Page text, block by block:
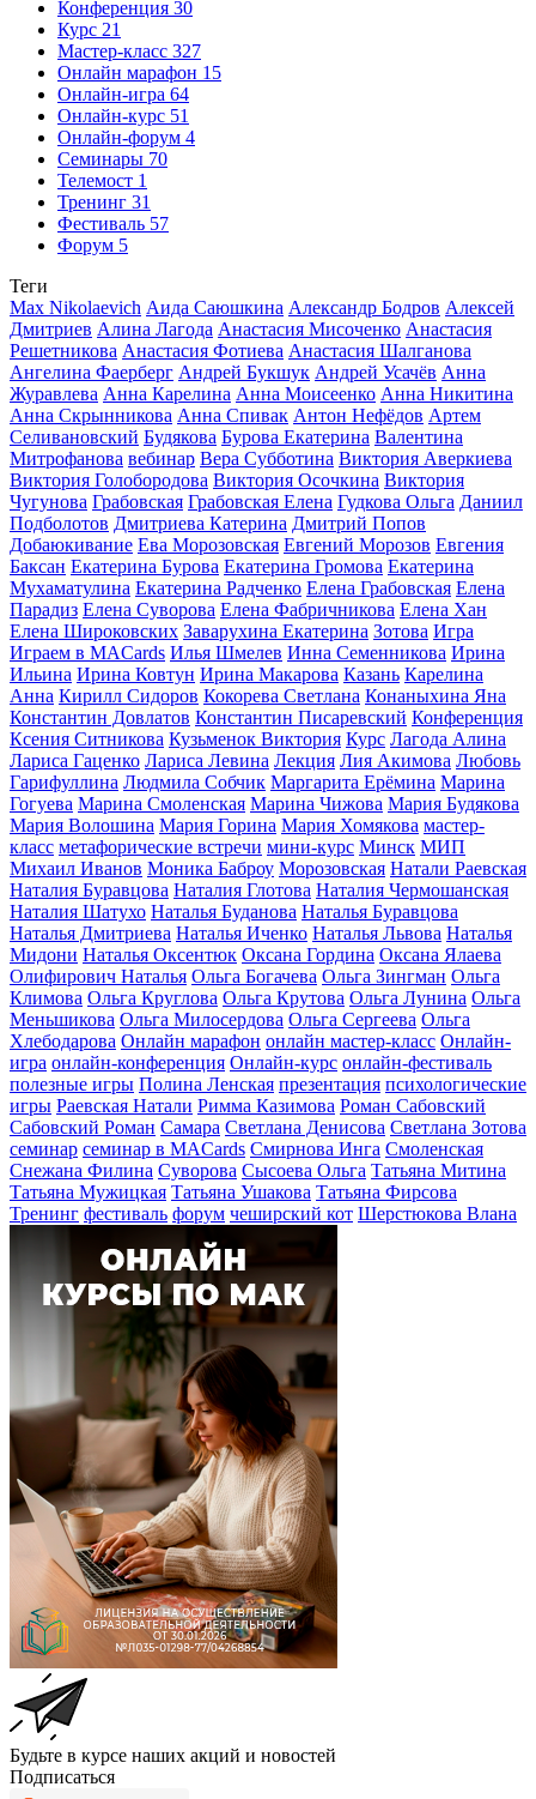
Конференция 30
Курс 21
Мастер-класс 327
Онлайн марафон 15
Онлайн-игра 64
Онлайн-курс 51
Онлайн-форум 4
Семинары 70
Телемост 1
Тренинг 31
Фестиваль 57
Форум 5
Теги
Max Nikolaevich Аида Саюшкина Александр Бодров Алексей
Дмитриев Алина Лагода Анастасия Мисоченко Анастасия
Решетникова Анастасия Фотиева Анастасия Шалганова
Ангелина Фаерберг Андрей Букшук Андрей Усачёв Анна
Журавлева Анна Карелина Анна Моисеенко Анна Никитина
Анна Скрынникова Анна Спивак Антон Нефёдов Артем
Селивановский Будякова Бурова Екатерина Валентина
Митрофанова вебинар Вера Субботина Виктория Аверкиева
Виктория Голобородова Виктория Осочкина Виктория
Чугунова Грабовская Грабовская Елена Гудкова Ольга Даниил
Подболотов Дмитриева Катерина Дмитрий Попов
Добаюкивание Ева Морозовская Евгений Морозов Евгения
Баксан Екатерина Бурова Екатерина Громова Екатерина
Мухаматулина Екатерина Радченко Елена Грабовская Елена
Парадиз Елена Суворова Елена Фабричникова Елена Хан
Елена Широковских Заварухина Екатерина Зотова Игра
Играем в MACards Илья Шмелев Инна Семенникова Ирина
Ильина Ирина Ковтун Ирина Макарова Казань Карелина
Анна Кирилл Сидоров Кокорева Светлана Конаныхина Яна
Константин Довлатов Константин Писаревский Конференция
Ксения Ситникова Кузьменок Виктория Курс Лагода Алина
Лариса Гаценко Лариса Левина Лекция Лия Акимова Любовь
Гарифуллина Людмила Собчик Маргарита Ерёмина Марина
Гогуева Марина Смоленская Марина Чижова Мария Будякова
Мария Волошина Мария Горина Мария Хомякова мастер-
класс метафорические встречи мини-курс Минск МИП
Михаил Иванов Моника Баброу Морозовская Натали Раевская
Наталия Буравцова Наталия Глотова Наталия Чермошанская
Наталия Шатухо Наталья Буданова Наталья Буравцова
Наталья Дмитриева Наталья Иченко Наталья Львова Наталья
Мидони Наталья Оксентюк Оксана Гордина Оксана Ялаева
Олифирович Наталья Ольга Богачева Ольга Зингман Ольга
Климова Ольга Круглова Ольга Крутова Ольга Лунина Ольга
Меньшикова Ольга Милосердова Ольга Сергеева Ольга
Хлебодарова Онлайн марафон онлайн мастер-класс Онлайн-
игра онлайн-конференция Онлайн-курс онлайн-фестиваль
полезные игры Полина Ленская презентация психологические
игры Раевская Натали Римма Казимова Роман Сабовский
Сабовский Роман Самара Светлана Денисова Светлана Зотова
семинар семинар в MACards Смирнова Инга Смоленская
Снежана Филина Суворова Сысоева Ольга Татьяна Митина
Татьяна Мужицкая Татьяна Ушакова Татьяна Фирсова
Тренинг фестиваль форум чеширский кот Шерстюкова Влана
Будьте в курсе наших акций и новостей
Подписаться